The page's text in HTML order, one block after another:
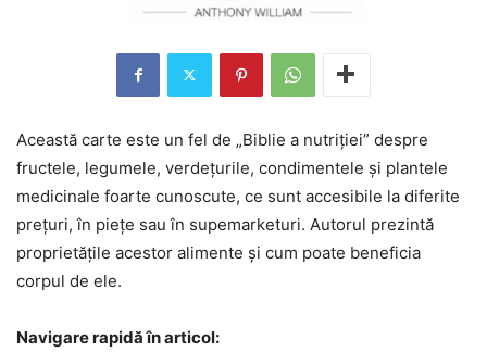
Această carte este un fel de „Biblie a nutriției” despre
fructele, legumele, verdețurile, condimentele și plantele
medicinale foarte cunoscute, ce sunt accesibile la diferite
prețuri, în piețe sau în supemarketuri. Autorul prezintă
proprietățile acestor alimente și cum poate beneficia
corpul de ele.
Navigare rapidă în articol: